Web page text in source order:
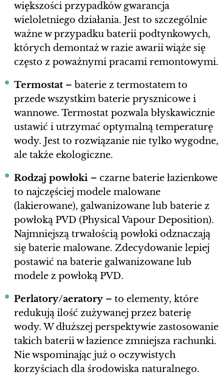
większości przypadków gwarancja
wieloletniego działania. Jest to szczególnie
ważne w przypadku baterii podtynkowych,
których demontaż w razie awarii wiąże się
często z poważnymi pracami remontowymi.
Termostat – baterie z termostatem to
przede wszystkim baterie prysznicowe i
wannowe. Termostat pozwala błyskawicznie
ustawić i utrzymać optymalną temperaturę
wody. Jest to rozwiązanie nie tylko wygodne,
ale także ekologiczne.
Rodzaj powłoki – czarne baterie łazienkowe
to najczęściej modele malowane
(lakierowane), galwanizowane lub baterie z
powłoką PVD (Physical Vapour Deposition).
Najmniejszą trwałością powłoki odznaczają
się baterie malowane. Zdecydowanie lepiej
postawić na baterie galwanizowane lub
modele z powłoką PVD.
Perlatory/aeratory – to elementy, które
redukują ilość zużywanej przez baterię
wody. W dłuższej perspektywie zastosowanie
takich baterii w łazience zmniejsza rachunki.
Nie wspominając już o oczywistych
korzyściach dla środowiska naturalnego.